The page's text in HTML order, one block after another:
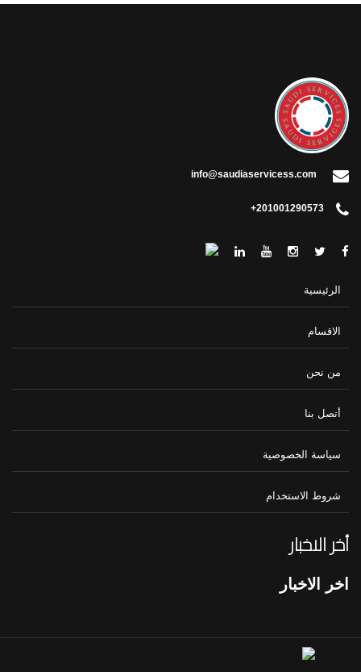
info@saudiaservicess.com
+201001290573
الرئيسية
الاقسام
من نحن
أتصل بنا
سياسة الخصوصية
شروط الاستخدام
أخر الاخبار
اخر الاخبار